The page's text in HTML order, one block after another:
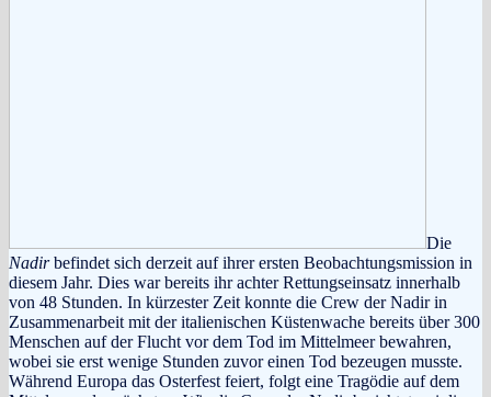
Die
Nadirbefindet sich derzeit auf ihrer ersten Beobachtungsmission in
diesem Jahr. Dies war bereits ihr achter Rettungseinsatz innerhalb
von 48 Stunden. In kürzester Zeit konnte die Crew der Nadir in
Zusammenarbeit mit der italienischen Küstenwache bereits über 300
Menschen auf der Flucht vor dem Tod im Mittelmeer bewahren,
wobei sie erst wenige Stunden zuvor einen Tod bezeugen musste.
Während Europa das Osterfest feiert, folgt eine Tragödie auf dem